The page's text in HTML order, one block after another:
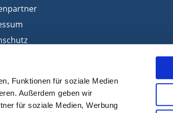
Funktionen für soziale Medien
Außerdem geben wir
für soziale Medien, Werbung